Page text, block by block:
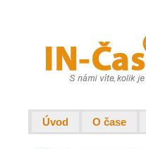
Úvod O čase